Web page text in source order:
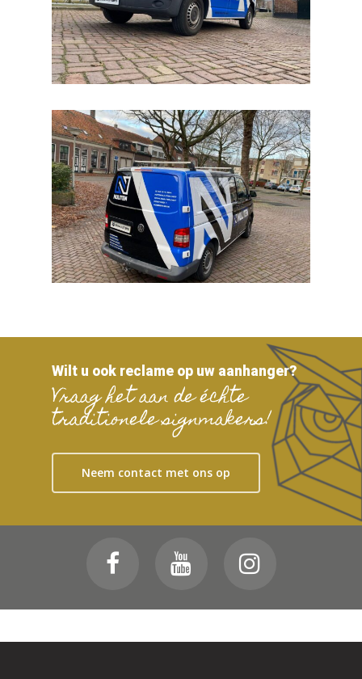
Wilt u ook reclame op uw aanhanger?
Vraag het aan de échte
traditionele signmakers!
Neem contact met ons op